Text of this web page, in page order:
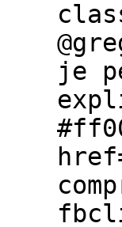
je